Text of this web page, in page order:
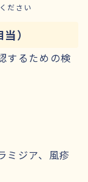
ださい
）
するための検
ミジア、風疹